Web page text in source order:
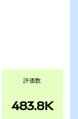
評価数
483.8K